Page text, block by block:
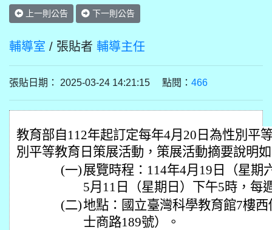
上一則公告 下一則公告
輔導室 / 張貼者 輔導主任
張貼日期： 2025-03-24 14:21:15 點閱： 466
教育部自112年起訂定每年4月20日為性別平
別平等教育日策展活動，策展活動摘要說明
(一)展覽時程：114年4月19日（星期
5月11日（星期日）下午5時，每
(二)地點：國立臺灣科學教育館7樓
士商路189號）。